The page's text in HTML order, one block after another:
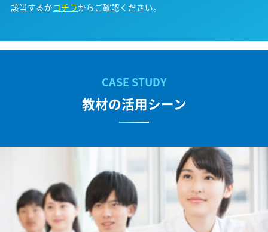
該当するかコチラからご確認ください。
教材の活用シーン